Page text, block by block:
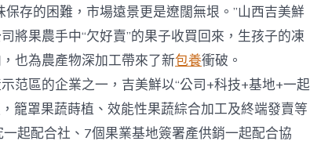
存的困難，市場遠景更是遼闊無垠。”山西吉美鮮
將果農手中“欠好賣”的果子收買回來，生孩子的凍
也為農產物深加工帶來了新包養衝破。
區的企業之一，吉美鮮以“公司+科技+基地+一起
籠罩果蔬蒔植、效能性果蔬綜合加工及終端發賣等
起配合社、7個果業基地簽署產供銷一起配合協